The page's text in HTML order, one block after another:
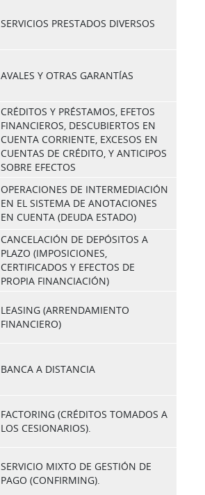
SERVICIOS PRESTADOS DIVERSOS
AVALES Y OTRAS GARANTÍAS
CRÉDITOS Y PRÉSTAMOS, EFETOS
FINANCIEROS, DESCUBIERTOS EN
CUENTA CORRIENTE, EXCESOS EN
CUENTAS DE CRÉDITO, Y ANTICIPOS
SOBRE EFECTOS
OPERACIONES DE INTERMEDIACIÓN
EN EL SISTEMA DE ANOTACIONES
EN CUENTA (DEUDA ESTADO)
CANCELACIÓN DE DEPÓSITOS A
PLAZO (IMPOSICIONES,
CERTIFICADOS Y EFECTOS DE
PROPIA FINANCIACIÓN)
LEASING (ARRENDAMIENTO
FINANCIERO)
BANCA A DISTANCIA
FACTORING (CRÉDITOS TOMADOS A
LOS CESIONARIOS).
SERVICIO MIXTO DE GESTIÓN DE
PAGO (CONFIRMING).